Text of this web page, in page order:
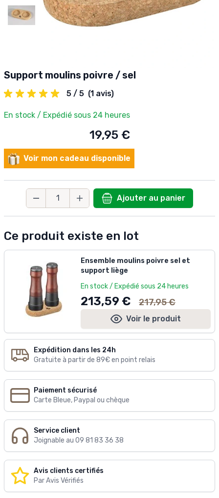
Support moulins poivre / sel
5 / 5 (1 avis)
En stock / Expédié sous 24 heures
19,95 €
Voir mon cadeau disponible
Quantité
Ajouter au panier
Ce produit existe en lot
Ensemble moulins poivre sel et
support liège
En stock / Expédié sous 24 heures
213,59 € Ancien prix
217,95 €
Voir le produit
Expédition dans les 24h
Gratuite à partir de 89€ en point relais
Paiement sécurisé
Carte Bleue, Paypal ou chèque
Service client
Joignable au 09 81 83 36 38
Avis clients certifiés
Par Avis Vérifiés